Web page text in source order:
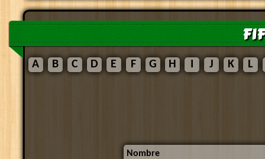
A B C D E F G H I J K L
Nombre